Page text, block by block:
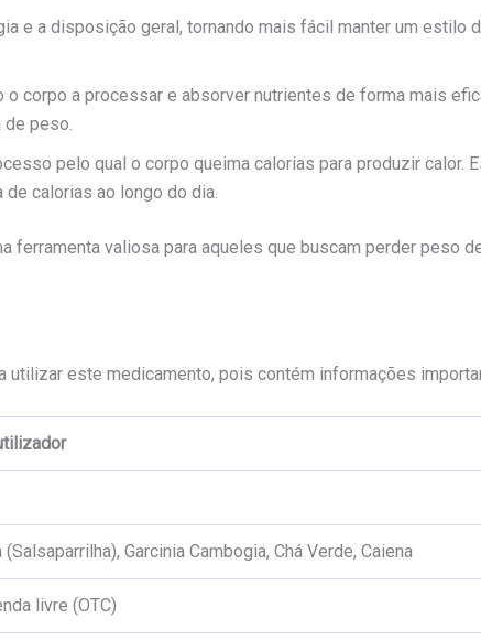
e a disposição geral, tornando mais fácil manter um estilo
corpo a processar e absorver nutrientes de forma mais
de peso.
pelo qual o corpo queima calorias para produzir calor.
calorias ao longo do dia.
valiosa para aqueles que buscam perder peso
este medicamento, pois contém informações
Garcinia Cambogia, Chá Verde, Caiena
livre (OTC)